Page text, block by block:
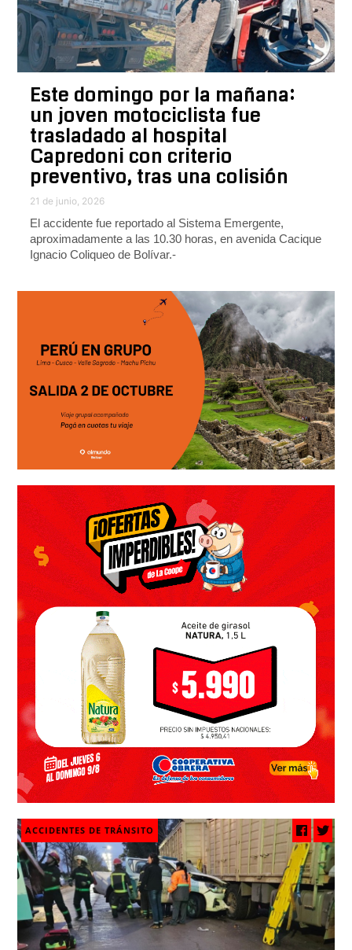
Este domingo por la mañana:
un joven motociclista fue
trasladado al hospital
Capredoni con criterio
preventivo, tras una colisión
21 de junio, 2026
El accidente fue reportado al Sistema Emergente,
aproximadamente a las 10.30 horas, en avenida Cacique
Ignacio Coliqueo de Bolívar.-
ACCIDENTES DE TRÁNSITO